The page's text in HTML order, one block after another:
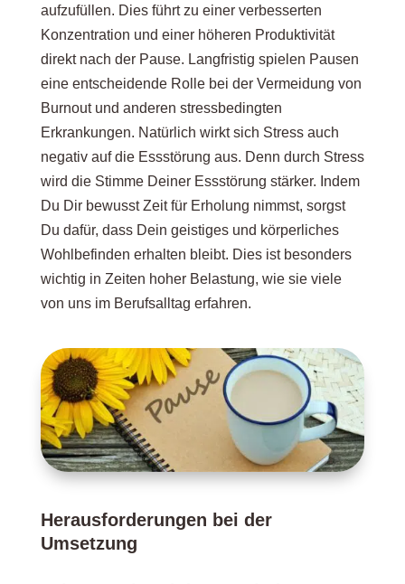
aufzufüllen. Dies führt zu einer verbesserten
Konzentration und einer höheren Produktivität
direkt nach der Pause. Langfristig spielen Pausen
eine entscheidende Rolle bei der Vermeidung von
Burnout und anderen stressbedingten
Erkrankungen. Natürlich wirkt sich Stress auch
negativ auf die Essstörung aus. Denn durch Stress
wird die Stimme Deiner Essstörung stärker. Indem
Du Dir bewusst Zeit für Erholung nimmst, sorgst
Du dafür, dass Dein geistiges und körperliches
Wohlbefinden erhalten bleibt. Dies ist besonders
wichtig in Zeiten hoher Belastung, wie sie viele
von uns im Berufsalltag erfahren.
Herausforderungen bei der
Umsetzung